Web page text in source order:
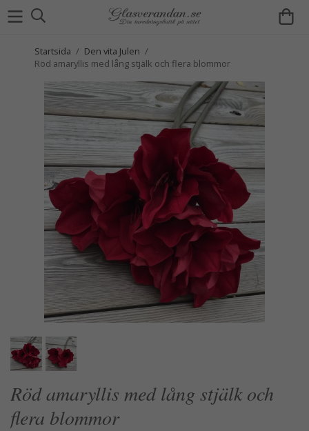
Startsida / Den vita Julen /
Röd amaryllis med lång stjälk och flera blommor
Röd amaryllis med lång stjälk och
flera blommor